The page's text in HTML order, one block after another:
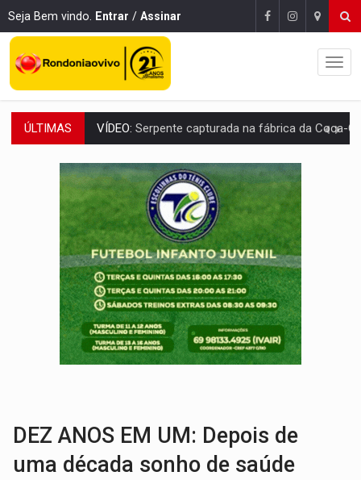
Seja Bem vindo. Entrar / Assinar
ÚLTIMAS HOMENAGEM:Cientistas cassados pelo AI-5 se tornam pesquisadores
VÍDEO:Líder religioso é preso por abusar de fiéis sob pretexto de
LEVANTAMENTO:Brasil tem uma história marcada por guerras, revoltas e
LAMENTÁVEL:Mulher é encontrada morta dentro de residência
'XANDY DO MOTOCROSS':Pai morre em acidente na BR-364 duas semanas após
PESO DO VOTO:Cinco maiores colégios eleitorais concentram 53,7% dos
COLUNA SEMANAL:Largada foi dada e candidatos ao Governo de RO partem
SOB SUSPEITA: Entrega de 286 máquinas em Rondônia coincide com
DEZ ANOS EM UM: Depois de
uma década sonho de saúde